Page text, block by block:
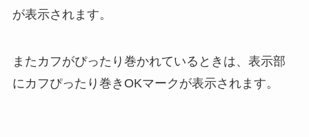
が表示されます。
またカフがぴったり巻かれているときは、表示部
にカフぴったり巻きOKマークが表示されます。